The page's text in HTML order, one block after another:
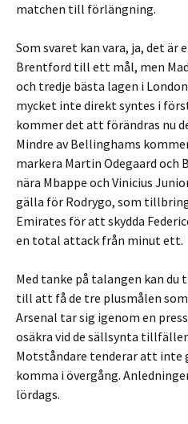
matchen till förlängning.
Som svaret kan vara, ja, det är
Brentford till ett mål, men
och tredje bästa lagen i
mycket inte direkt syntes i
kommer det att förändras nu
Mindre av Bellinghams
markera Martin Odegaard och
nära Mbappe och Vinicius
gälla för Rodrygo, som
Emirates för att skydda
en total attack från minut ett.
Med tanke på talangen kan
till att få de tre plusmålen som
Arsenal tar sig igenom en
osäkra vid de sällsynta
Motståndare tenderar att inte
komma i övergång.
lördags.